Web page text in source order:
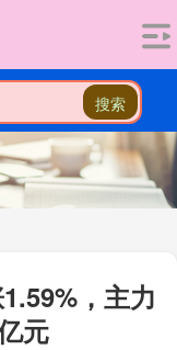
搜索
，主力
元